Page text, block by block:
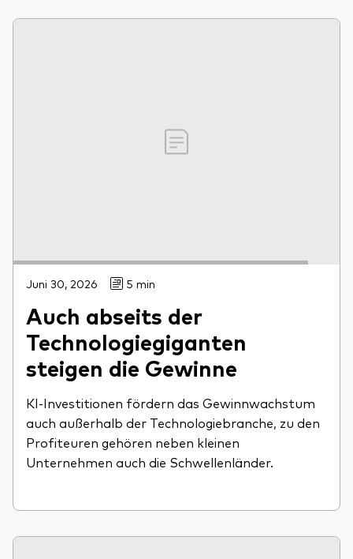
Juni 30, 2026 5 min
Auch abseits der
Technologiegiganten
steigen die Gewinne
KI-Investitionen fördern das Gewinnwachstum
auch außerhalb der Technologiebranche, zu den
Profiteuren gehören neben kleinen
Unternehmen auch die Schwellenländer.